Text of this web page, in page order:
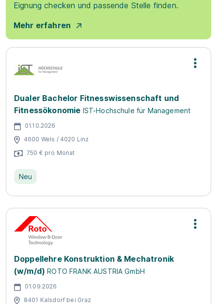
Eignung checken und passende Stelle finden.
Mehr erfahren
Dualer Bachelor Fitnesswissenschaft und
Fitnessökonomie IST-Hochschule für Management
01.10.2026
4600 Wels / 4020 Linz
750 € pro Monat
Neu
Doppellehre Konstruktion & Mechatronik
(w/m/d) ROTO FRANK AUSTRIA GmbH
01.09.2026
8401 Kalsdorf bei Graz